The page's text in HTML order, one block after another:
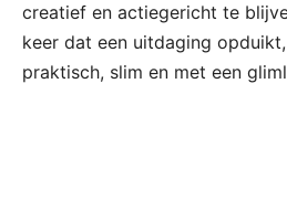
creatief en actiegericht te
keer dat een uitdaging
praktisch, slim en met een